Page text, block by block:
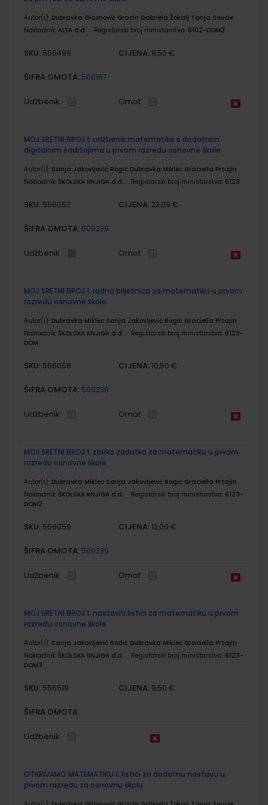
Autor(i): Dubravka Glasnović Gracin Gabriela Žokalj Tanja Soucie
Nakladnik: ALFA d.d. Registarski broj ministarstva: 6102-DOM2
SKU: 556499 CIJENA: 9,50 €
ŠIFRA OMOTA: 500167
Udžbenik Omot
MOJ SRETNI BROJ 1; udžbenik matematike s dodatnim
digitalnim sadržajima u prvom razredu osnovne škole
Autor(i): Sanja Jakovljević Rogić Dubravka Miklec Graciella Prtajin
Nakladnik: ŠKOLSKA KNJIGA d.d. Registarski broj ministarstva: 6123
SKU: 556057 CIJENA: 23,09 €
ŠIFRA OMOTA: 500239
Udžbenik Omot
MOJ SRETNI BROJ 1; radna bilježnica za matematiku u prvom
razredu osnovne škole
Autor(i): Dubravka Miklec Sanja Jakovljević Rogić Graciella Prtajin
Nakladnik: ŠKOLSKA KNJIGA d.d. Registarski broj ministarstva: 6123-
DOM
SKU: 556058 CIJENA: 10,50 €
ŠIFRA OMOTA: 500239
Udžbenik Omot
MOJ SRETNI BROJ 1; zbirka zadatka za matematiku u prvom
razredu osnovne škole
Autor(i): Dubravka Miklec Sanja Jakovljević Rogić Graciella Prtajin
Nakladnik: ŠKOLSKA KNJIGA d.d. Registarski broj ministarstva: 6123-
DOM2
SKU: 556059 CIJENA: 12,00 €
ŠIFRA OMOTA: 500239
Udžbenik Omot
MOJ SRETNI BROJ 1; nastavni listići za matematiku u prvom
razredu osnovne škole
Autor(i): Sanja Jakovljević Rodić Dubravka Miklec Graciella Prtajin
Nakladnik: ŠKOLSKA KNJIGA d.d. Registarski broj ministarstva: 6123-
DOM3
SKU: 556519 CIJENA: 9,50 €
ŠIFRA OMOTA:
Udžbenik
OTKRIVAMO MATEMATIKU 1; listići za dodatnu nastavu u
prvom razredu za osnovnu školu